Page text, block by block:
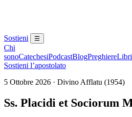
Sostieni ☰
Chi
sonoCatechesiPodcastBlogPreghiereLibri
Sostieni l’apostolato
5 Ottobre 2026 · Divino Afflatu (1954)
Ss. Placidi et Sociorum